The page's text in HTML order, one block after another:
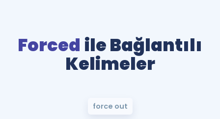
Forced ile Bağlantılı
Kelimeler
force out